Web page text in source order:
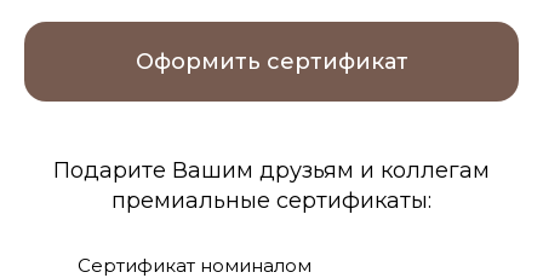
Оформить сертификат
Подарите Вашим друзьям и коллегам
премиальные сертификаты:
Сертификат номиналом